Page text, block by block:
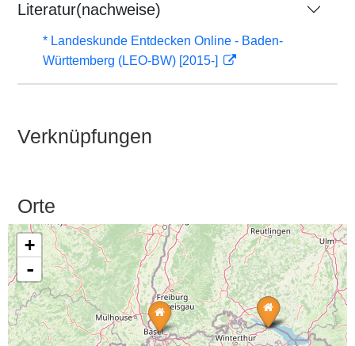
Literatur(nachweise)
* Landeskunde Entdecken Online - Baden-
Württemberg (LEO-BW) [2015-]
Verknüpfungen
Orte
+
-